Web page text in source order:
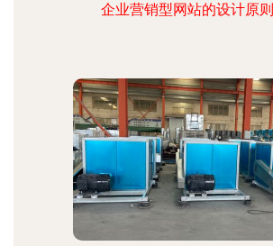
企业营销型网站的设计原